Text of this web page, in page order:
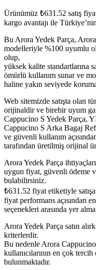
Ürünümüz ₺631.52 satış
kargo avantajı ile
Bu Arora Yedek Parça,
modelleriyle %100 uyumlu
olup,
yüksek kalite standartlarına
ömürlü kullanım sunar ve
haline yakın seviyede
Web sitemizde satışta olan
orijinaldir ve birebir uyum
Cappucino S Yedek Parça,
Cappucino S Arka Bagaj
ve güvenli kullanım
tarafından üretilmiş orijinal
Arora Yedek Parça
uygun fiyat, güvenli ödeme
bulabilirsiniz.
₺631.52 fiyat etiketiyle
fiyat performans açısından
seçenekleri arasında yer
Arora Yedek Parça satın
kriterlerdir.
Bu nedenle Arora
kullanıcılarının en çok
bulunmaktadır.